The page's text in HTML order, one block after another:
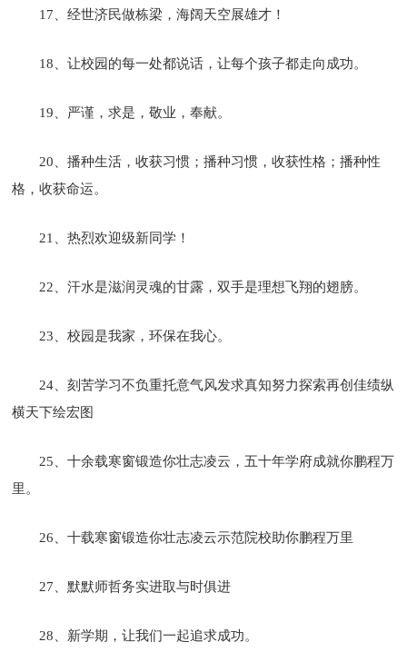
17、经世济民做栋梁，海阔天空展雄才！
18、让校园的每一处都说话，让每个孩子都走向成功。
19、严谨，求是，敬业，奉献。
20、播种生活，收获习惯；播种习惯，收获性格；播种性
格，收获命运。
21、热烈欢迎级新同学！
22、汗水是滋润灵魂的甘露，双手是理想飞翔的翅膀。
23、校园是我家，环保在我心。
24、刻苦学习不负重托意气风发求真知努力探索再创佳绩纵
横天下绘宏图
25、十余载寒窗锻造你壮志凌云，五十年学府成就你鹏程万
里。
26、十载寒窗锻造你壮志凌云示范院校助你鹏程万里
27、默默师哲务实进取与时俱进
28、新学期，让我们一起追求成功。